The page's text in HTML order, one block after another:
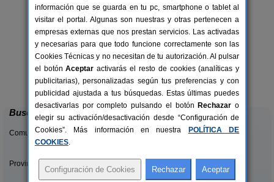
10+2 pers.
desde20 €
Casa Rural Los Cerezos
Los Cerezos (Teruel)
Buscar
Comunidades:
Provincias/Islas:
información que se guarda en tu pc, smartphone o tablet al
visitar el portal. Algunas son nuestras y otras pertenecen a
empresas externas que nos prestan servicios. Las activadas
y necesarias para que todo funcione correctamente son las
Cookies Técnicas y no necesitan de tu autorización. Al pulsar
el botónAceptar activarás el resto de cookies (analíticas y
publicitarias), personalizadas según tus preferencias y con
publicidad ajustada a tus búsquedas. Estas últimas puedes
desactivarlas por completo pulsando el botón Rechazar o
elegir su activación/desactivación desde “Configuración de
Cookies”. Más información en nuestra
POLÍTICA DE
COOKIES.